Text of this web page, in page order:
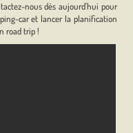
nous dès aujourd'hui pour
car et lancer la planification
road trip !